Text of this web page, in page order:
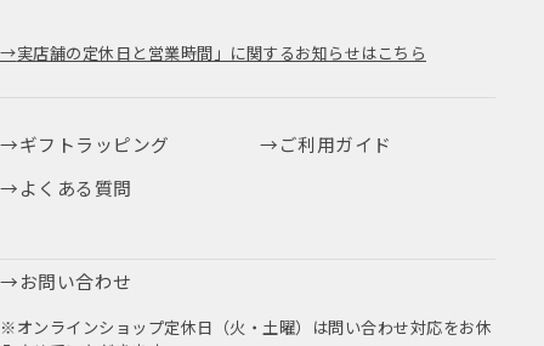
実店舗の定休日と営業時間」に関するお知らせはこちら
ギフトラッピング
ご利用ガイド
よくある質問
お問い合わせ
※オンラインショップ定休日（火・土曜）は問い合わせ対応をお休